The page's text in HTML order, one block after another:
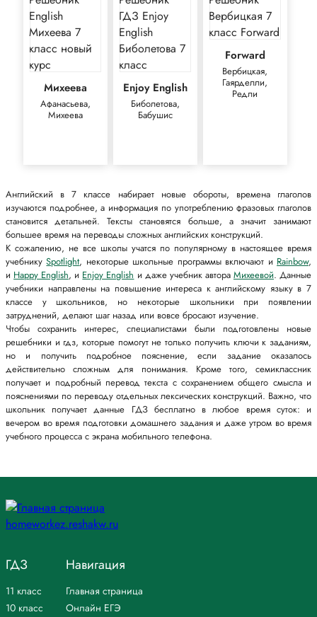
Михеева
Афанасьева,
Михеева
Enjoy English
Биболетова,
Бабушис
Forward
Вербицкая,
Гаярделли,
Редли
Английский в 7 классе набирает новые обороты, времена глаголов
изучаются подробнее, а информация по употреблению фразовых глаголов
становится детальней. Тексты становятся больше, а значит занимают
большее время на переводы сложных английских конструкций.
К сожалению, не все школы учатся по популярному в настоящее время
учебникуSpotlight, некоторые школьные программы включают и Rainbow,
и Happy English, и Enjoy English и даже учебник автора Михеевой. Данные
учебники направлены на повышение интереса к английскому языку в 7
классе у школьников, но некоторые школьники при появлении
затруднений, делают шаг назад или вовсе бросают изучение.
Чтобы сохранить интерес, специалистами были подготовлены новые
решебники и гдз, которые помогут не только получить ключи к заданиям,
но и получить подробное пояснение, если задание оказалось
действительно сложным для понимания. Кроме того, семиклассник
получает и подробный перевод текста с сохранением общего смысла и
пояснениями по переводу отдельных лексических конструкций. Важно, что
школьник получает данные ГДЗ бесплатно в любое время суток: и
вечером во время подготовки домашнего задания и даже утром во время
учебного процесса с экрана мобильного телефона.
ГДЗ
11 класс
10 класс
Навигация
Главная страница
Онлайн ЕГЭ